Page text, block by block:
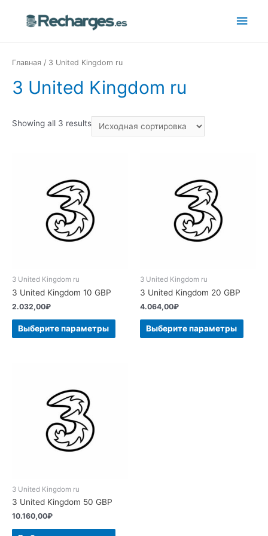
Главная / 3 United Kingdom ru
3 United Kingdom ru
Showing all 3 results
3 United Kingdom ru
3 United Kingdom 10 GBP
2.032,00₽
Выберите параметры
3 United Kingdom ru
3 United Kingdom 20 GBP
4.064,00₽
Выберите параметры
3 United Kingdom ru
3 United Kingdom 50 GBP
10.160,00₽